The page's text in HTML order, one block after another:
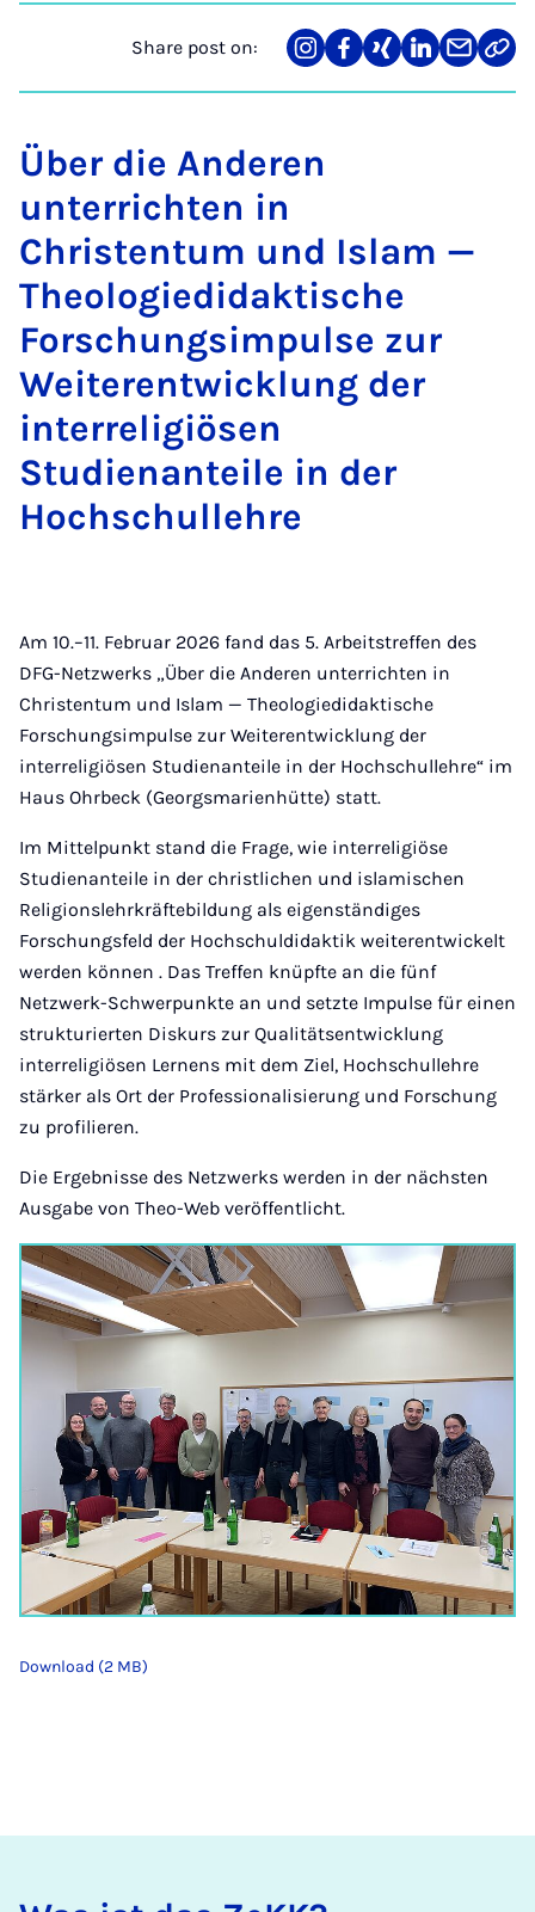
Share post on:
Share
on
Teilen
auf
Teilen
auf
Teilen
auf
Teilen
über
Link
Über die Anderen
unterrichten in
Christentum und Islam —
Theologiedidaktische
Forschungsimpulse zur
Weiterentwicklung der
interreligiösen
Studienanteile in der
Hochschullehre
Am 10.–11. Februar 2026 fand das 5. Arbeitstreffen des
DFG-Netzwerks „Über die Anderen unterrichten in
Christentum und Islam — Theologiedidaktische
Forschungsimpulse zur Weiterentwicklung der
interreligiösen Studienanteile in der Hochschullehre“ im
Haus Ohrbeck (Georgsmarienhütte) statt.
Im Mittelpunkt stand die Frage, wie interreligiöse
Studienanteile in der christlichen und islamischen
Religionslehrkräftebildung als eigenständiges
Forschungsfeld der Hochschuldidaktik weiterentwickelt
werden können . Das Treffen knüpfte an die fünf
Netzwerk-Schwerpunkte an und setzte Impulse für einen
strukturierten Diskurs zur Qualitätsentwicklung
interreligiösen Lernens mit dem Ziel, Hochschullehre
stärker als Ort der Professionalisierung und Forschung
zu profilieren.
Die Ergebnisse des Netzwerks werden in der nächsten
Ausgabe von Theo-Web veröffentlicht.
Download (2 MB)